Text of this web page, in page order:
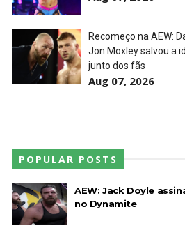
Lucha Libre AAA: Verano De
AEW Collision 25 JULY 2026
WWE Friday Night
Recomeço na AEW:
Jon Moxley salvou a
junto dos fãs
Aug 07, 2026
POPULAR POSTS
AEW: Jack Doyle
no Dynamite